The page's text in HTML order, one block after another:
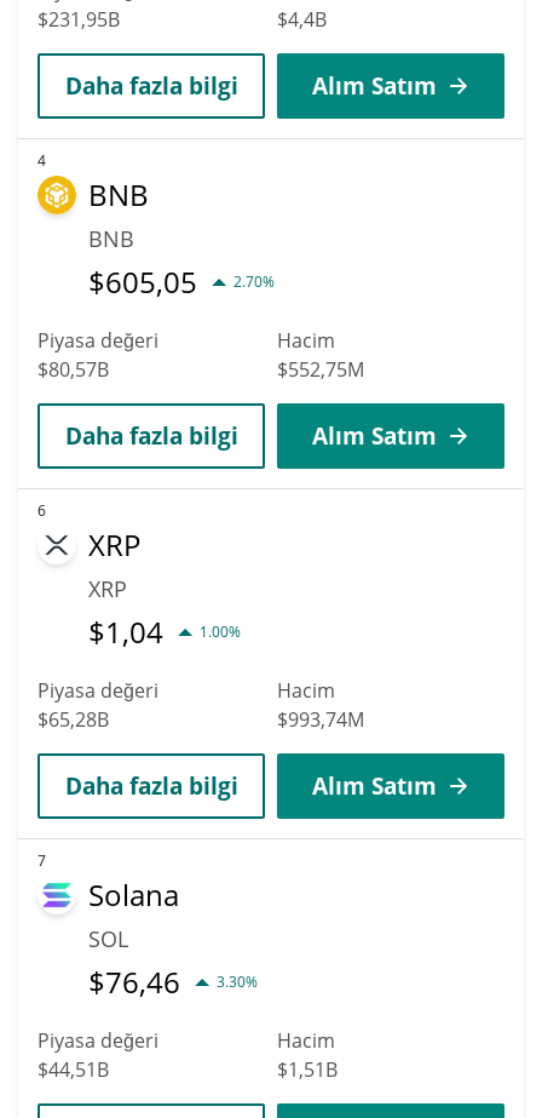
$231,95B
$4,4B
Daha fazla bilgi Alım Satım
4
BNB
BNB
$605,05 2.70%
Piyasa değeri
$80,57B
Hacim
$552,75M
Daha fazla bilgi Alım Satım
6
XRP
XRP
$1,04 1.00%
Piyasa değeri
$65,28B
Hacim
$993,74M
Daha fazla bilgi Alım Satım
7
Solana
SOL
$76,46 3.30%
Piyasa değeri
$44,51B
Hacim
$1,51B